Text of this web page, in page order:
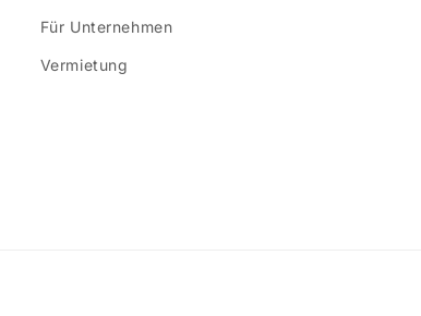
Für Unternehmen
Vermietung